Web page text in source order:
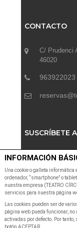
CONTACTO
C/ Prudenci
46020
963922023
SUSCRÍBETE
Suscribete a
noticias y ofertas
INFORMACIÓN
Una cookie o galleta
ordenador, “smartphone” o
nuestra empresa (TEATRO
servicios para nuestra página
Las cookies pueden ser de
página web pueda funcionar,
activadas por defecto. Por
botón ACEPTAR.